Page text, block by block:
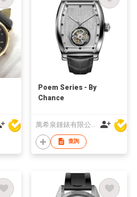
Poem Series - By
Chance
查詢